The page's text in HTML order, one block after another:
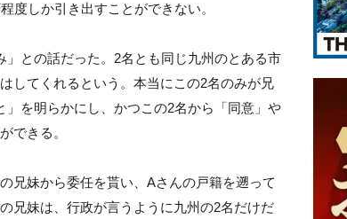
度しか引き出すことができない。
との話だった。2名とも同じ九州のとある市
してくれるという。本当にこの2名のみが兄
を明らかにし、かつこの2名から「同意」や
できる。
兄妹から委任を貰い、Aさんの戸籍を遡って
兄妹は、行政が言うように九州の2名だけだ